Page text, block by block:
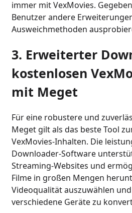
immer mit VexMovies.
Benutzer andere
Ausweichmethoden
3. Erweiterter
kostenlosen
mit Meget
Für eine robustere und
Meget gilt als das beste Tool
VexMovies-Inhalten. Die
Downloader-Software
Streaming-Websites und
Filme in großen Mengen
Videoqualität auszuwählen
verschiedene Geräte zu